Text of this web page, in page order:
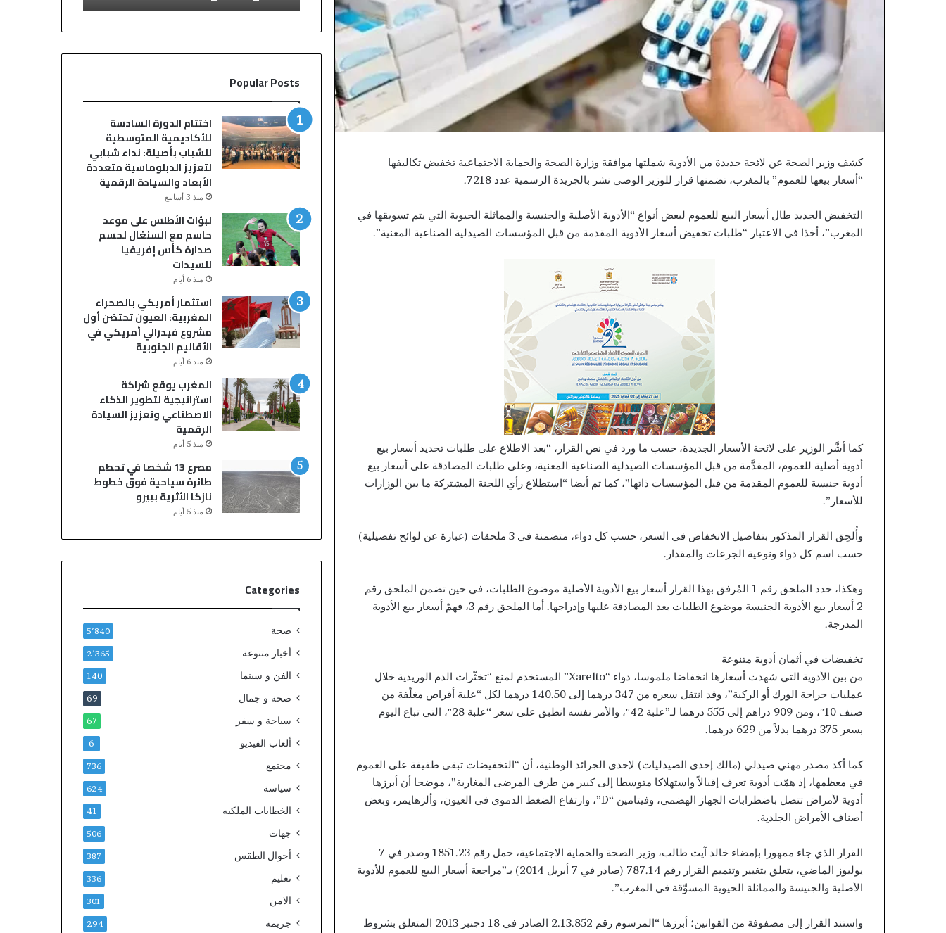
ي
ا
كشف وزير الصحة عن لائحة جديدة من الأدوية شملتها موافقة وزارة الصحة والحماية الاجتماعية تخفيض تكاليفها
“أسعار بيعها للعموم” بالمغرب، تضمنها قرار للوزير الوصي نشر بالجريدة الرسمية عدد 7218.
التخفيض الجديد طال أسعار البيع للعموم لبعض أنواع “الأدوية الأصلية والجنيسة والمماثلة الحيوية التي يتم تسويقها في
المغرب”، أخذا في الاعتبار “طلبات تخفيض أسعار الأدوية المقدمة من قبل المؤسسات الصيدلية الصناعية المعنية”.
كما أشَّر الوزير على لائحة الأسعار الجديدة، حسب ما ورد في نص القرار، “بعد الاطلاع على طلبات تحديد أسعار بيع
أدوية أصلية للعموم، المقدَّمة من قبل المؤسسات الصيدلية الصناعية المعنية، وعلى طلبات المصادقة على أسعار بيع
أدوية جنيسة للعموم المقدمة من قبل المؤسسات ذاتها”، كما تم أيضا “استطلاع رأي اللجنة المشتركة ما بين الوزارات
للأسعار”.
وأُلحِق القرار المذكور بتفاصيل الانخفاض في السعر، حسب كل دواء، متضمنة في 3 ملحقات (عبارة عن لوائح تفصيلية)
حسب اسم كل دواء ونوعية الجرعات والمقدار.
وهكذا، حدد الملحق رقم 1 المُرفق بهذا القرار أسعار بيع الأدوية الأصلية موضوع الطلبات، في حين تضمن الملحق رقم
2 أسعار بيع الأدوية الجنيسة موضوع الطلبات بعد المصادقة عليها وإدراجها. أما الملحق رقم 3، فهمّ أسعار بيع الأدوية
المدرجة.
تخفيضات في أثمان أدوية متنوعة
من بين الأدوية التي شهدت أسعارها انخفاضا ملموسا، دواء “Xarelto” المستخدم لمنع “تخثّرات الدم الوريدية خلال
عمليات جراحة الورك أو الركبة”، وقد انتقل سعره من 347 درهما إلى 140.50 درهما لكل “علبة أقراص مغلّفة من
صنف 10″، ومن 909 دراهم إلى 555 درهما لـ”علبة 42″، والأمر نفسه انطبق على سعر “علبة 28″، التي تباع اليوم
بسعر 375 درهما بدلاً من 629 درهما.
كما أكد مصدر مهني صيدلي (مالك إحدى الصيدليات) لإحدى الجرائد الوطنية، أن “التخفيضات تبقى طفيفة على العموم
في معظمها، إذ همّت أدوية تعرف إقبالاً واستهلاكا متوسطا إلى كبير من طرف المرضى المغاربة”، موضحا أن أبرزها
أدوية لأمراض تتصل باضطرابات الجهاز الهضمي، وفيتامين “D”، وارتفاع الضغط الدموي في العيون، وألزهايمر، وبعض
أصناف الأمراض الجلدية.
القرار الذي جاء ممهورا بإمضاء خالد آيت طالب، وزير الصحة والحماية الاجتماعية، حمل رقم 1851.23 وصدر في 7
يوليوز الماضي، يتعلق بتغيير وتتميم القرار رقم 787.14 (صادر في 7 أبريل 2014) بـ”مراجعة أسعار البيع للعموم للأدوية
الأصلية والجنيسة والمماثلة الحيوية المسوَّقة في المغرب”.
واستند القرار إلى مصفوفة من القوانين؛ أبرزها “المرسوم رقم 2.13.852 الصادر في 18 دجنبر 2013 المتعلق بشروط
E
M
E
M
E
Popular Posts
اختتام الدورة السادسة
للأكاديمية المتوسطية
للشباب بأصيلة: نداء شبابي
لتعزيز الدبلوماسية متعددة
الأبعاد والسيادة الرقمية
منذ 3 أسابيع
لبؤات الأطلس على موعد
حاسم مع السنغال لحسم
صدارة كأس إفريقيا
للسيدات
منذ 6 أيام
استثمار أمريكي بالصحراء
المغربية: العيون تحتضن أول
مشروع فيدرالي أمريكي في
الأقاليم الجنوبية
منذ 6 أيام
المغرب يوقع شراكة
استراتيجية لتطوير الذكاء
الاصطناعي وتعزيز السيادة
الرقمية
منذ 5 أيام
مصرع 13 شخصا في تحطم
طائرة سياحية فوق خطوط
نازكا الأثرية ببيرو
منذ 5 أيام
Categories
صحة 5٬840
أخبار متنوعة 2٬365
الفن و سينما 140
صحة و جمال 69
سياحة و سفر 67
ألعاب الفيديو 6
مجتمع 736
سياسة 624
الخطابات الملكيه 41
جهات 506
أحوال الطقس 387
تعليم 336
الامن 301
جريمة 294